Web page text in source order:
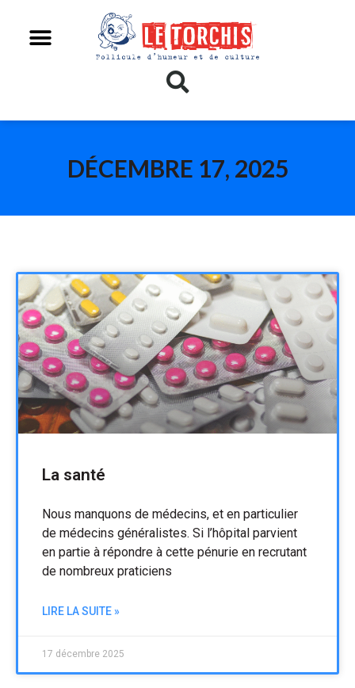
DÉCEMBRE 17, 2025
La santé
Nous manquons de médecins, et en particulier
de médecins généralistes. Si l’hôpital parvient
en partie à répondre à cette pénurie en recrutant
de nombreux praticiens
LIRE LA SUITE »
17 décembre 2025